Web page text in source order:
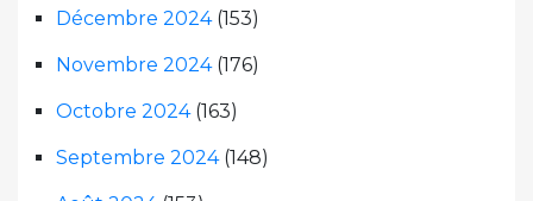
Décembre 2024(153)
Novembre 2024(176)
Octobre 2024(163)
Septembre 2024(148)